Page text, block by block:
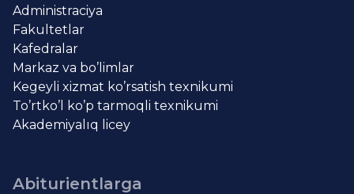
Administraciya
Fakultetlar
Kafedralar
Markaz va bo’limlar
Kegeyli xizmat ko’rsatish texnikumi
To’rtko’l ko’p tarmoqli texnikumi
Akademiyalıq licey
Abiturientlarga